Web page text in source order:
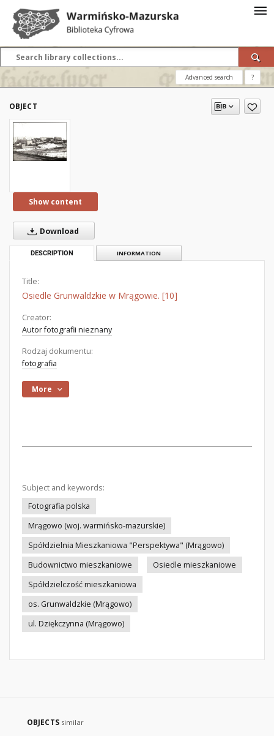
Advanced search ?
OBJECT
Show content
Download
DESCRIPTION INFORMATION
Title:
Osiedle Grunwaldzkie w Mrągowie. [10]
Creator:
Autor fotografii nieznany
Rodzaj dokumentu:
fotografia
More
Subject and keywords:
Fotografia polska
Mrągowo (woj. warmińsko-mazurskie)
Spółdzielnia Mieszkaniowa "Perspektywa" (Mrągowo)
Budownictwo mieszkaniowe
Osiedle mieszkaniowe
Spółdzielczość mieszkaniowa
os. Grunwaldzkie (Mrągowo)
ul. Dziękczynna (Mrągowo)
OBJECTS similar